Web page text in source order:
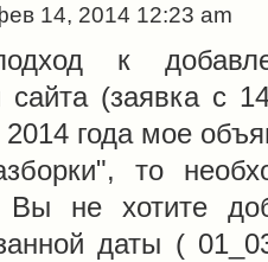
14, 2014 12:23 am
к
сайта (заявка с
года мое
то
Вы не хотите
даты (